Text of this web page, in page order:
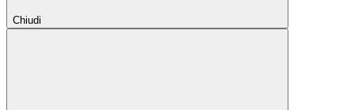
Chiudi